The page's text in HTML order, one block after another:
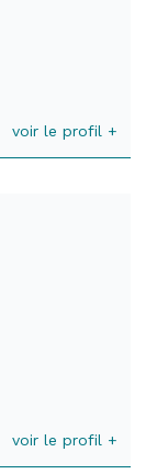
voir le profil +
voir le profil +